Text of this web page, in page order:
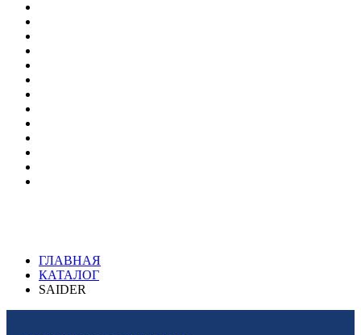
ГЛАВНАЯ
КАТАЛОГ
SAIDER